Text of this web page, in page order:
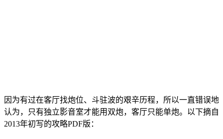
因为有过在客厅找炮位、斗驻波的艰辛历程，所以一直错误地
认为，只有独立影音室才能用双炮，客厅只能单炮。以下摘自
2013年初写的攻略PDF版：